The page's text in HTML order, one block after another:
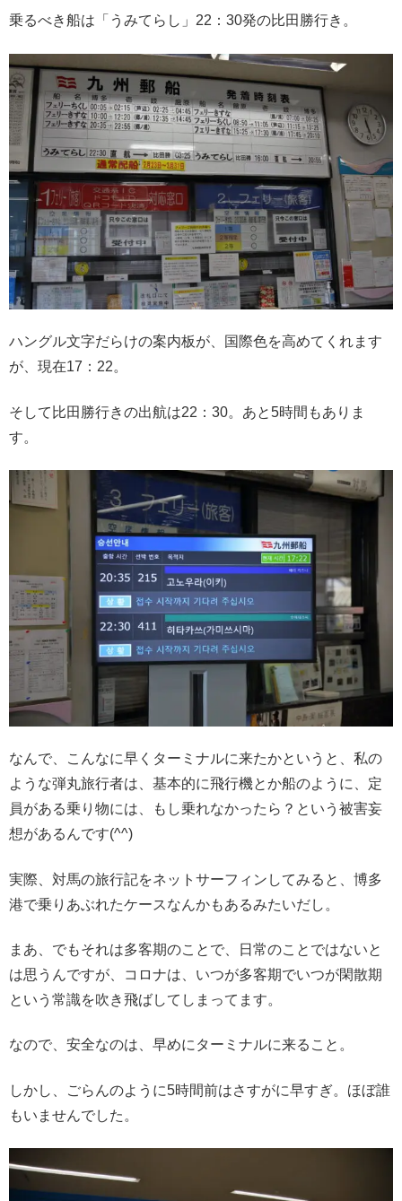
乗るべき船は「うみてらし」22：30発の比田勝行き。
ハングル文字だらけの案内板が、国際色を高めてくれます
が、現在17：22。
そして比田勝行きの出航は22：30。あと5時間もありま
す。
なんで、こんなに早くターミナルに来たかというと、私の
ような弾丸旅行者は、基本的に飛行機とか船のように、定
員がある乗り物には、もし乗れなかったら？という被害妄
想があるんです(^^)
実際、対馬の旅行記をネットサーフィンしてみると、博多
港で乗りあぶれたケースなんかもあるみたいだし。
まあ、でもそれは多客期のことで、日常のことではないと
は思うんですが、コロナは、いつが多客期でいつが閑散期
という常識を吹き飛ばしてしまってます。
なので、安全なのは、早めにターミナルに来ること。
しかし、ごらんのように5時間前はさすがに早すぎ。ほぼ誰
もいませんでした。